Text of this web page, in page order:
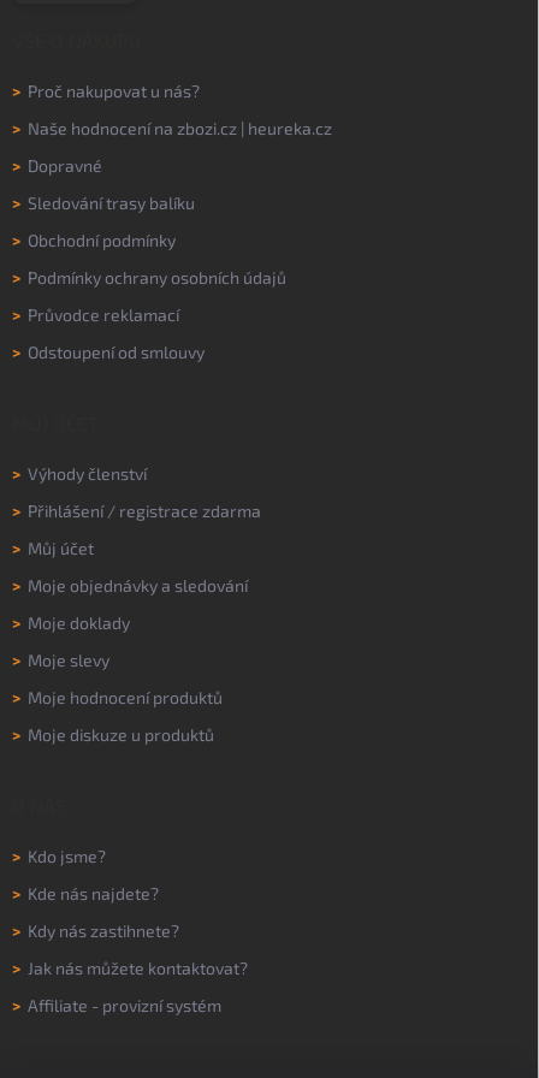
> Proč nakupovat u nás?
> Naše hodnocení na zbozi.cz | heureka.cz
> Dopravné
> Sledování trasy balíku
> Obchodní podmínky
> Podmínky ochrany osobních údajů
> Průvodce reklamací
> Odstoupení od smlouvy
> Výhody členství
> Přihlášení/ registrace zdarma
> Můj účet
> Moje objednávky a sledování
> Moje doklady
> Moje slevy
> Moje hodnocení produktů
> Moje diskuze u produktů
> Kdo jsme?
> Kde nás najdete?
> Kdy nás zastihnete?
> Jak nás můžete kontaktovat?
> Affiliate - provizní systém